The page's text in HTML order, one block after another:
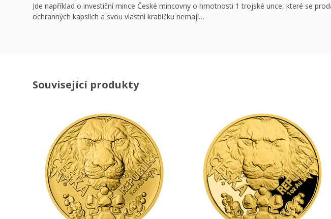
Jde například o investiční mince České mincovny o hmotnosti 1 trojské unce, které se
ochranných kapslích a svou vlastní krabičku nemají…
Související produkty